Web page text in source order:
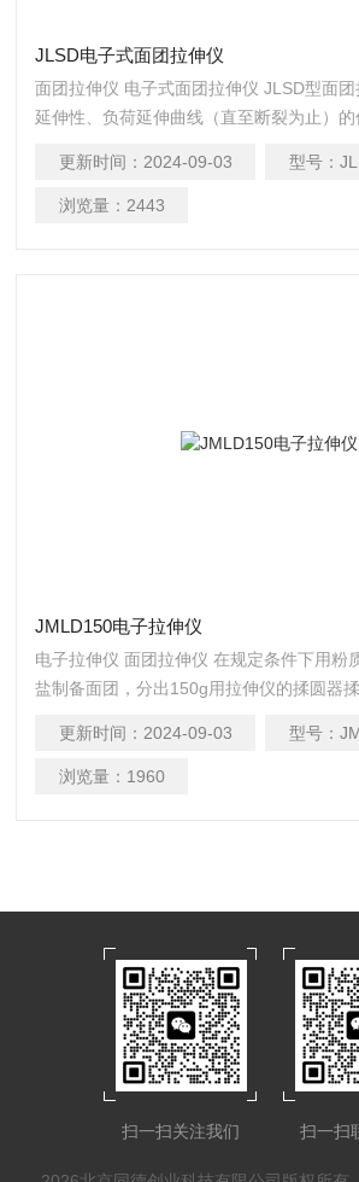
JLSD电子式面团拉伸仪
面团拉伸仪 电子式面团拉伸仪 JLSD型面
延伸性、负荷延伸曲线（直至断裂为止）
等。可广泛用于小麦品质、面团改进剂的研
更新时间： 2024-09-03 型号：
浏览量： 2443
JMLD150电子拉伸仪
电子拉伸仪 面团拉伸仪 在规定条件下用粉
盐制备面团，分出150g用拉伸仪的揉圆器
更新时间： 2024-09-03 型号：
浏览量： 1960
扫一扫关注我们 扫一扫